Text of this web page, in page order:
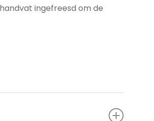
ingefreesd om de